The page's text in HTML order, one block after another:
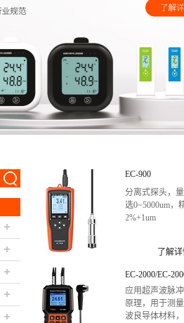
EC-900
分离式探头，
选0~5000um，
2%+1um
了解
应用超声波脉
原理，用于测
波良导体材料